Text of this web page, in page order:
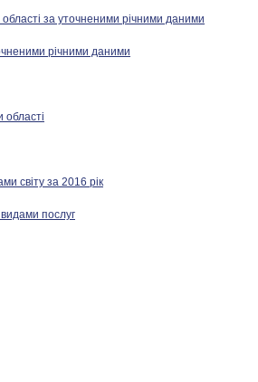
області за уточненими річними даними
річними даними
області
світу за 2016 рік
видами послуг